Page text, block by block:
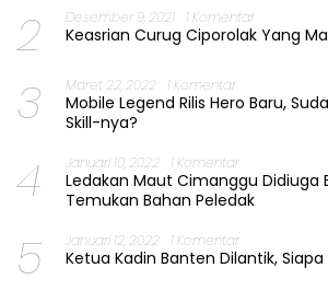
2 Desember 9, 2021 1 Komentar
Keasrian Curug Ciporolak Yang
3 Maret 22, 2022 1 Komentar
Mobile Legend Rilis Hero Baru,
Skill-nya?
4 Januari 10, 2022 1 Komentar
Ledakan Maut Cimanggu Didiuga
Temukan Bahan Peledak
5 Januari 12, 2022 1 Komentar
Ketua Kadin Banten Dilantik,